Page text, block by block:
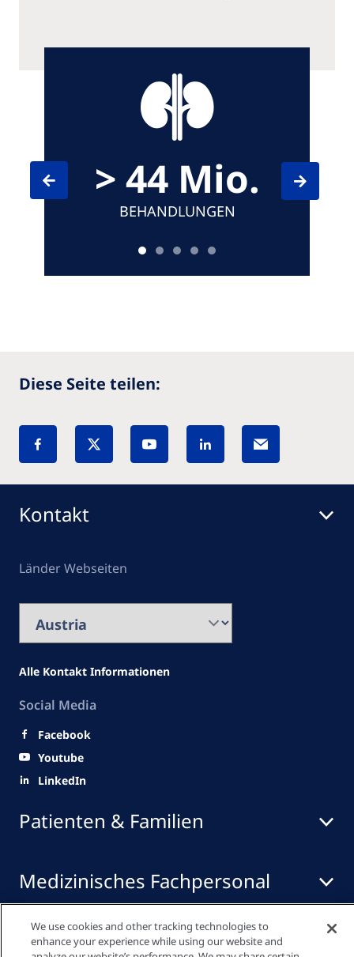
> 44 Mio.
BEHANDLUNGEN
Diese Seite teilen:
Patienten & Familien
Medizinisches Fachpersonal
Quick Links
Kontakt
Länder Webseiten
Alle Kontakt Informationen
Social Media
Facebook
Youtube
LinkedIn
We use cookies and other tracking technologies to
enhance your experience while using our website and